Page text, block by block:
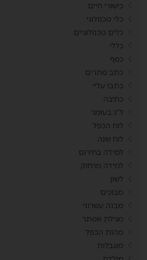
כישורי חיים
כלי טכנולוגי
כלים טכנולוגיים
כללי
כסף
כתב סתרים
כתבו עליי
כתיבה
ל"ג בעומר
לוח הכפל
לוח שנה
למידה בחירום
למידה מרחוק
לשון
מבוכים
מבנה עשרוני
מגילת אסתר
מהות הכפל
מוגבלות